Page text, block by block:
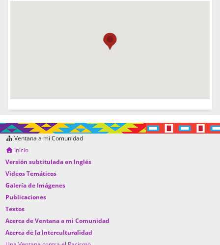
Ventana a mi Comunidad
Inicio
Versión subtitulada en Inglés
Videos Temáticos
Galería de Imágenes
Publicaciones
Textos
Acerca de Ventana a mi Comunidad
Acerca de la Interculturalidad